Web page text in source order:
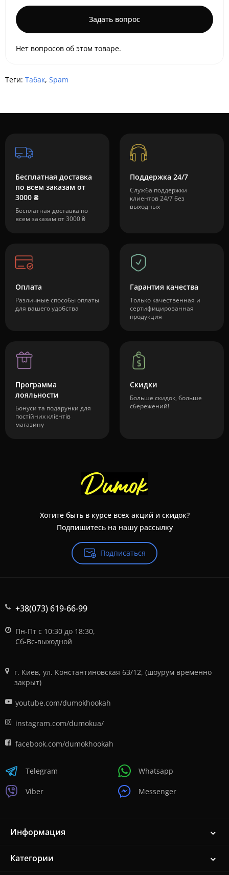
Задать вопрос
Нет вопросов об этом товаре.
Теги: Табак, Spam
Бесплатная доставка
по всем заказам от
3000 ₴
Бесплатная доставка по
всем заказам от 3000 ₴
Поддержка 24/7
Служба поддержки
клиентов 24/7 без
выходных
Оплата
Различные способы оплаты
для вашего удобства
Гарантия качества
Только качественная и
сертифицированная
продукция
Программа
лояльности
Бонуси та подарунки для
постійних клієнтів
магазину
Скидки
Больше скидок, больше
сбережений!
Хотите быть в курсе всех акций и скидок?
Подпишитесь на нашу рассылку
Подписаться
+38(073) 619-66-99
Пн-Пт с 10:30 до 18:30,
Сб-Вс-выходной
г. Киев, ул. Константиновская 63/12, (шоурум временно
закрыт)
youtube.com/dumokhookah
instagram.com/dumokua/
facebook.com/dumokhookah
Telegram
Viber
Whatsapp
Messenger
Информация
Категории